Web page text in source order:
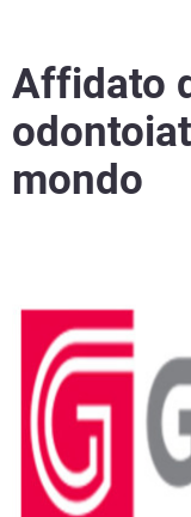
Scopri di più
Affidato
mondo